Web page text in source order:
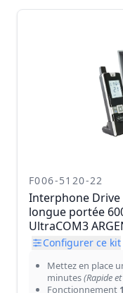
F006-5120-22
Interphone Drive
longue portée
UltraCOM3
Configurer ce kit
Mettez en place
minutes(Rapide
Fonctionnement